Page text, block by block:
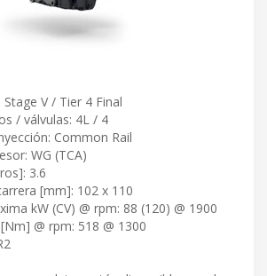
V / Tier 4 Final
/ válvulas: 4L / 4
Common Rail
WG (TCA)
3.6
[mm]: 102 x 110
kW (CV) @ rpm: 88 (120) @ 1900
@ rpm: 518 @ 1300